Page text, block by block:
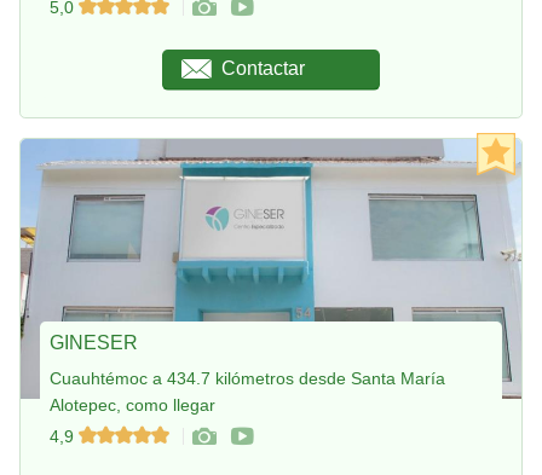
5,0
Contactar
GINESER
Cuauhtémoc a 434.7 kilómetros desde Santa María
Alotepec, como llegar
4,9